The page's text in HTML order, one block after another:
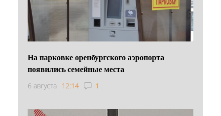
На парковке оренбургского аэропорта
появились семейные места
6 августа 12:14 1